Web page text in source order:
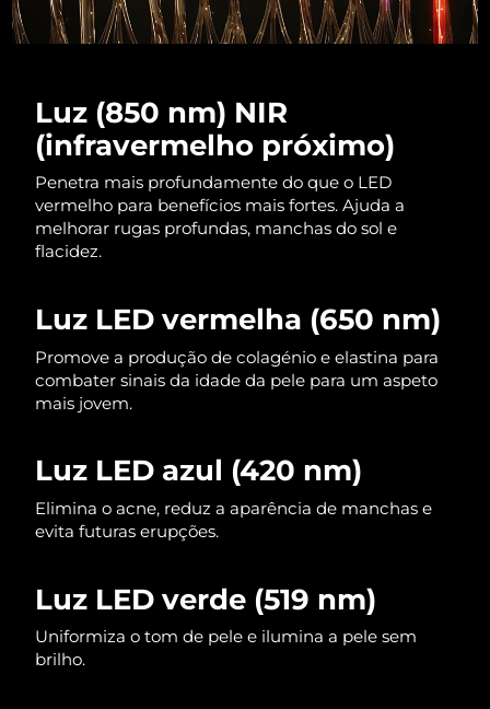
Luz (850 nm) NIR
(infravermelho próximo)
Penetra mais profundamente do que o LED
vermelho para benefícios mais fortes. Ajuda a
melhorar rugas profundas, manchas do sol e
flacidez.
Luz LED vermelha (650 nm)
Promove a produção de colagénio e elastina para
combater sinais da idade da pele para um aspeto
mais jovem.
Luz LED azul (420 nm)
Elimina o acne, reduz a aparência de manchas e
evita futuras erupções.
Luz LED verde (519 nm)
Uniformiza o tom de pele e ilumina a pele sem
brilho.